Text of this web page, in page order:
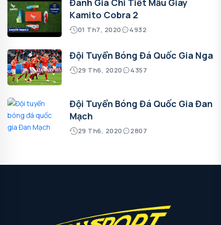
Đánh Giá Chi Tiết Mẫu Giày
Kamito Cobra 2
01 Th7, 2020 4932
Đội Tuyển Bóng Đá Quốc Gia Nga
29 Th6, 2020 4357
Đội Tuyển Bóng Đá Quốc Gia Đan
Mạch
29 Th6, 2020 2807